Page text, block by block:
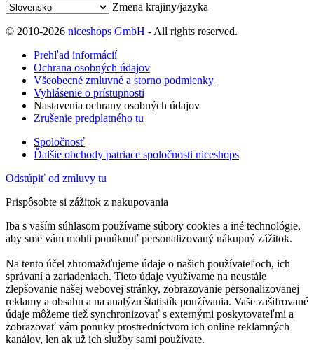
Zmena krajiny/jazyka
© 2010-2026 niceshops GmbH - All rights reserved.
Prehľad informácií
Ochrana osobných údajov
Všeobecné zmluvné a storno podmienky
Vyhlásenie o prístupnosti
Nastavenia ochrany osobných údajov
Zrušenie predplatného tu
Spoločnosť
Ďalšie obchody patriace spoločnosti niceshops
Odstúpiť od zmluvy tu
Prispôsobte si zážitok z nakupovania
Iba s vaším súhlasom používame súbory cookies a iné technológie,
aby sme vám mohli ponúknuť personalizovaný nákupný zážitok.
Na tento účel zhromažďujeme údaje o našich používateľoch, ich
správaní a zariadeniach. Tieto údaje využívame na neustále
zlepšovanie našej webovej stránky, zobrazovanie personalizovanej
reklamy a obsahu a na analýzu štatistík používania. Vaše zašifrované
údaje môžeme tiež synchronizovať s externými poskytovateľmi a
zobrazovať vám ponuky prostredníctvom ich online reklamných
kanálov, len ak už ich služby sami používate.